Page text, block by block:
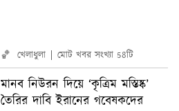
🏀 খেলাধুলা মোট খবর সংখ্যা 58টি
মানব নিউরন দিয়ে ‘কৃত্রিম মস্তিষ্ক’
তৈরির দাবি ইরানের গবেষকদের